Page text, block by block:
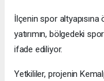
İlçenin spor altyapısına
yatırımın, bölgedeki
ifade ediliyor.
Yetkililer, projenin